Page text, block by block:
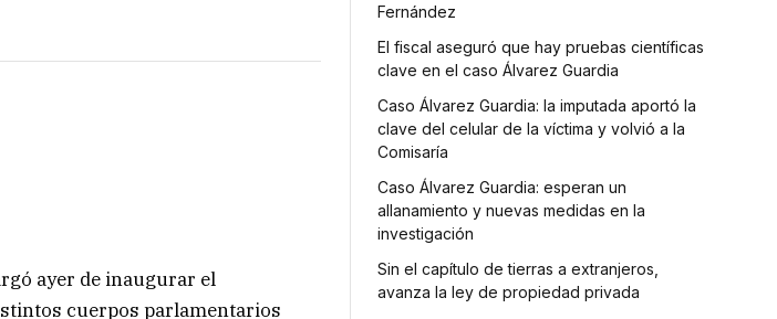
ayer de inaugurar el
cuerpos parlamentarios
Fernández
El fiscal aseguró que hay pruebas científicas
clave en el caso Álvarez Guardia
Caso Álvarez Guardia: la imputada aportó la
clave del celular de la víctima y volvió a la
Comisaría
Caso Álvarez Guardia: esperan un
allanamiento y nuevas medidas en la
investigación
Sin el capítulo de tierras a extranjeros,
avanza la ley de propiedad privada